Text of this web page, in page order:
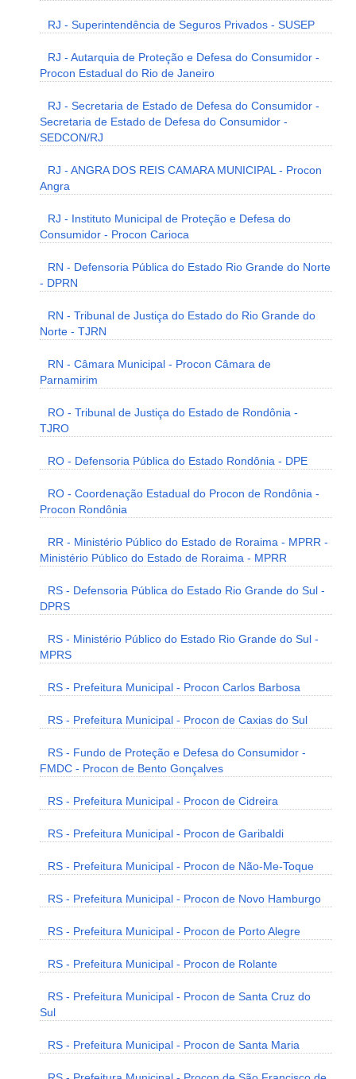
RJ - Superintendência de Seguros Privados - SUSEP
RJ - Autarquia de Proteção e Defesa do Consumidor -
Procon Estadual do Rio de Janeiro
RJ - Secretaria de Estado de Defesa do Consumidor -
Secretaria de Estado de Defesa do Consumidor -
SEDCON/RJ
RJ - ANGRA DOS REIS CAMARA MUNICIPAL - Procon
Angra
RJ - Instituto Municipal de Proteção e Defesa do
Consumidor - Procon Carioca
RN - Defensoria Pública do Estado Rio Grande do Norte
- DPRN
RN - Tribunal de Justiça do Estado do Rio Grande do
Norte - TJRN
RN - Câmara Municipal - Procon Câmara de
Parnamirim
RO - Tribunal de Justiça do Estado de Rondônia -
TJRO
RO - Defensoria Pública do Estado Rondônia - DPE
RO - Coordenação Estadual do Procon de Rondônia -
Procon Rondônia
RR - Ministério Público do Estado de Roraima - MPRR -
Ministério Público do Estado de Roraima - MPRR
RS - Defensoria Pública do Estado Rio Grande do Sul -
DPRS
RS - Ministério Público do Estado Rio Grande do Sul -
MPRS
RS - Prefeitura Municipal - Procon Carlos Barbosa
RS - Prefeitura Municipal - Procon de Caxias do Sul
RS - Fundo de Proteção e Defesa do Consumidor -
FMDC - Procon de Bento Gonçalves
RS - Prefeitura Municipal - Procon de Cidreira
RS - Prefeitura Municipal - Procon de Garibaldi
RS - Prefeitura Municipal - Procon de Não-Me-Toque
RS - Prefeitura Municipal - Procon de Novo Hamburgo
RS - Prefeitura Municipal - Procon de Porto Alegre
RS - Prefeitura Municipal - Procon de Rolante
RS - Prefeitura Municipal - Procon de Santa Cruz do
Sul
RS - Prefeitura Municipal - Procon de Santa Maria